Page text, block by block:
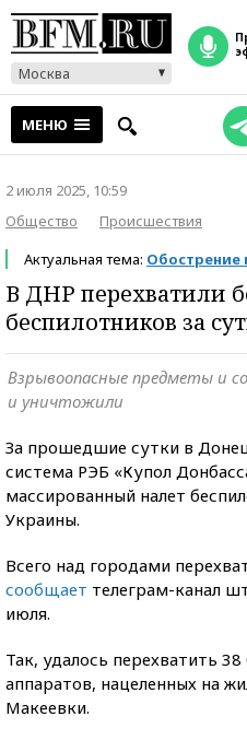
Москва
прямой
МЕНЮ
2 июля 2025, 10:59
Общество
Происшествия
Актуальная тема: Обострение
В ДНР перехватили
беспилотников за
Взрывоопасные предметы и
и уничтожили
За прошедшие сутки в
система РЭБ «Купол
массированный налет
Украины.
Всего над городами
сообщает телеграм-канал
июля.
Так, удалось перехватить
аппаратов, нацеленных на
Макеевки.